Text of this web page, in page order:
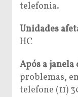
telefonia.
Unidades
HC
Após a janela
problemas,
telefone (11)